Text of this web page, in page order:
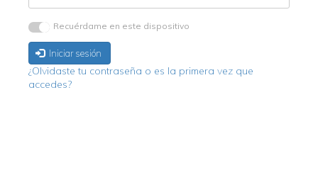
Recuérdame en este dispositivo
Iniciar sesión
¿Olvidaste tu contraseña o es la primera vez que
accedes?